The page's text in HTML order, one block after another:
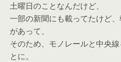
土曜日のことなんだけど、
一部の新聞にも載ってたけど
があって、
そのため、モノレールと中央
とに。